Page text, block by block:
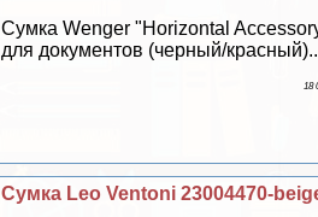
Сумка Wenger "Horizontal
для документов (черный/
18
Сумка Leo Ventoni 23004470-